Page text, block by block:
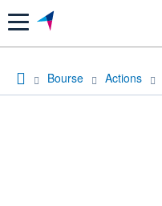
Menu
Bourse Actions